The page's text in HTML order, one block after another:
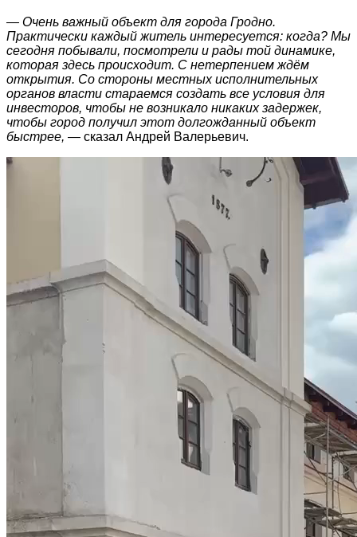
— Очень важный объект для города Гродно.
Практически каждый житель интересуется: когда? Мы
сегодня побывали, посмотрели и рады той динамике,
которая здесь происходит. С нетерпением ждём
открытия. Со стороны местных исполнительных
органов власти стараемся создать все условия для
инвесторов, чтобы не возникало никаких задержек,
чтобы город получил этот долгожданный объект
быстрее, — сказал Андрей Валерьевич.